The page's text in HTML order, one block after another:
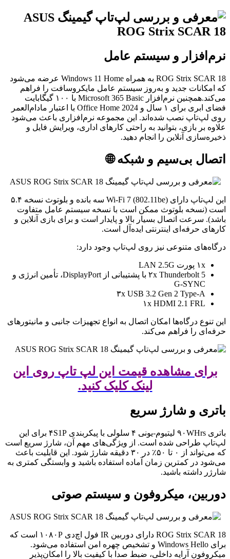
نرم‌افزار و سیستم عامل ️
ROG Strix SCAR 18 به همراه Windows 11 Home عرضه می‌شود
که امکانات جدید و به‌روز سیستم عامل مایکروسافت را فراهم
می‌کند.همچنین نرم‌افزار Microsoft 365 Basic با ۱۰۰ گیگابایت
فضای ابری برای ۱ سال و Office Home 2024 با اعتبار مادام‌العمر
روی لپ‌تاپ نصب شده‌اند. این مجموعه نرم‌افزاری باعث می‌شود
علاوه بر بازی، بتوانید به راحتی کارهای اداری، ویرایش فایل و
ذخیره‌سازی آنلاین را انجام دهید.
اتصال بی‌سیم و شبکه 🌐
این لپ‌تاپ دارای Wi-Fi 7 (802.11be) سه بانده و بلوتوث نسخه ۵.۴
است (نسخه بلوتوث ممکن است با نسخه سیستم عامل متفاوت
باشد). سرعت اتصال بسیار بالا و پایدار است و برای بازی آنلاین و
کارهای حرفه‌ای اینترنتی ایده‌آل است.
درگاه‌های متنوعی نیز روی لپ‌تاپ وجود دارد:
۱x پورت LAN 2.5G
۲x Thunderbolt 5 با پشتیبانی از DisplayPort، تأمین انرژی و
G-SYNC
۳x USB 3.2 Gen 2 Type-A
۱x HDMI 2.1 FRL
این تنوع درگاه‌ها امکان اتصال به انواع تجهیزات جانبی و مانیتورهای
حرفه‌ای را فراهم می‌کند.
برای مشاهده قیمت این لپ تاپ روی این
لینک کلیک کنید.
باتری و شارژ سریع
باتری ۹۰WHrs لیتیوم-یونی ۴ سلولی با پیکربندی ۴S1P برای این
لپ‌تاپ طراحی شده است. از ویژگی‌های مهم آن، شارژ سریع است
که می‌تواند از ۰ تا ۵۰٪ در ۳۰ دقیقه شارژ شود. این قابلیت باعث
می‌شود در کمترین زمان آماده استفاده باشید و وابستگی کمتری به
شارژر داشته باشید.
دوربین، میکروفون و سیستم صوتی
ROG Strix SCAR 18 دارای دوربین IR فول اچ‌دی ۱۰۸۰P است که
برای Windows Hello و تشخیص چهره امن استفاده می‌شود.
میکروفون آرایه داخلی، ضبط صدا با کیفیت بالا را امکان‌پذیر